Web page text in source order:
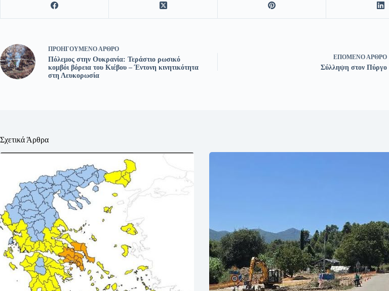
ΠΡΟΗΓΟΎΜΕΝΟΆΡΘΡΟ
Πόλεμος στην Ουκρανία: Τεράστιο ρωσικό
κομβόι βόρεια του Κιέβου – Έντονη κινητικότητα
στη Λευκορωσία
ΕΠΌΜΕΝΟΆΡΘΡΟ
Σύλληψη στον Πύργο
Σχετικά Άρθρα